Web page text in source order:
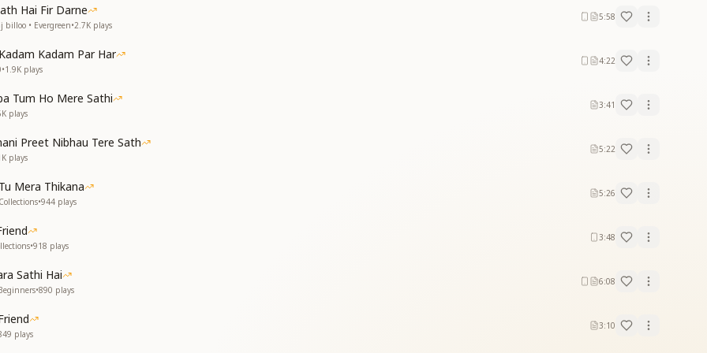
वाले
Hai Fir Darne
billoo • Evergreen•2.7K plays
5:58
Kadam Par Har
•1.9K plays
4:22
Tum Ho Mere Sathi
plays
3:41
Preet Nibhau Tere Sath
plays
5:22
Mera Thikana
•944 plays
5:26
•918 plays
3:48
Sathi Hai
•890 plays
6:08
plays
3:10